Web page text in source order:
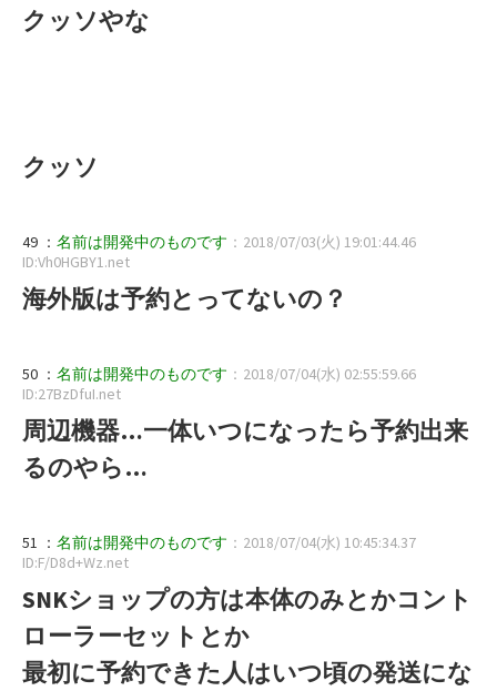
クッソやな
クッソ
49 ： 名前は開発中のものです ：2018/07/03(火) 19:01:44.46
ID:Vh0HGBY1.net
海外版は予約とってないの？
50 ： 名前は開発中のものです ：2018/07/04(水) 02:55:59.66
ID:27BzDfuI.net
周辺機器…一体いつになったら予約出来
るのやら…
51 ： 名前は開発中のものです ：2018/07/04(水) 10:45:34.37
ID:F/D8d+Wz.net
SNKショップの方は本体のみとかコント
ローラーセットとか
最初に予約できた人はいつ頃の発送にな